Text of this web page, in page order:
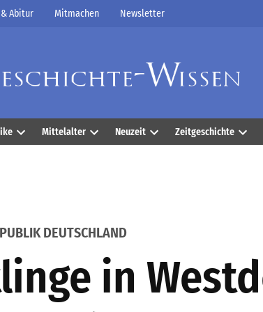
Abitur Mitmachen Newsletter
Open
Mittelalter
Open
Neuzeit
Open
Zeitgeschichte
Open
DEUTSCHLAND
in